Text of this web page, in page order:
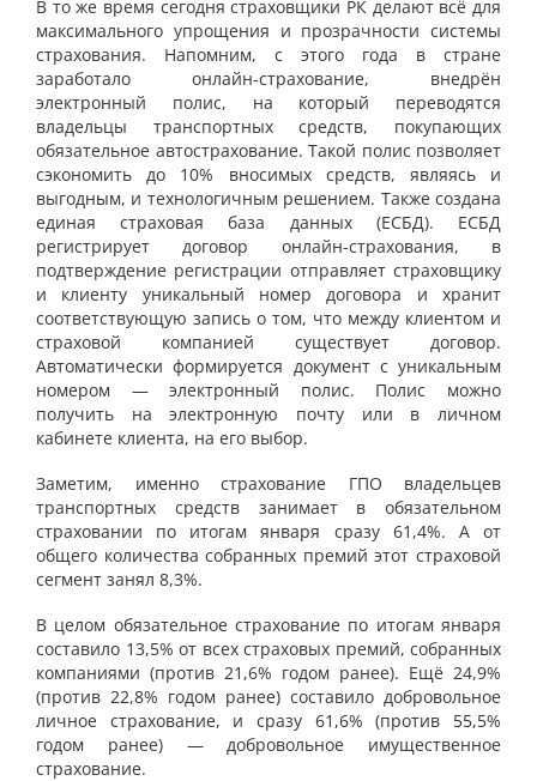
В то же время сегодня страховщики РК делают всё для
максимального упрощения и прозрачности системы
страхования. Напомним, с этого года в стране
заработало онлайн-страхование, внедрён
электронный полис, на который переводятся
владельцы транспортных средств, покупающих
обязательное автострахование. Такой полис позволяет
сэкономить до 10% вносимых средств, являясь и
выгодным, и технологичным решением. Также создана
единая страховая база данных (ЕСБД). ЕСБД
регистрирует договор онлайн-страхования, в
подтверждение регистрации отправляет страховщику
и клиенту уникальный номер договора и хранит
соответствующую запись о том, что между клиентом и
страховой компанией существует договор.
Автоматически формируется документ с уникальным
номером — электронный полис. Полис можно
получить на электронную почту или в личном
кабинете клиента, на его выбор.
Заметим, именно страхование ГПО владельцев
транспортных средств занимает в обязательном
страховании по итогам января сразу 61,4%. А от
общего количества собранных премий этот страховой
сегмент занял 8,3%.
В целом обязательное страхование по итогам января
составило 13,5% от всех страховых премий, собранных
компаниями (против 21,6% годом ранее). Ещё 24,9%
(против 22,8% годом ранее) составило добровольное
личное страхование, и сразу 61,6% (против 55,5%
годом ранее) — добровольное имущественное
страхование.